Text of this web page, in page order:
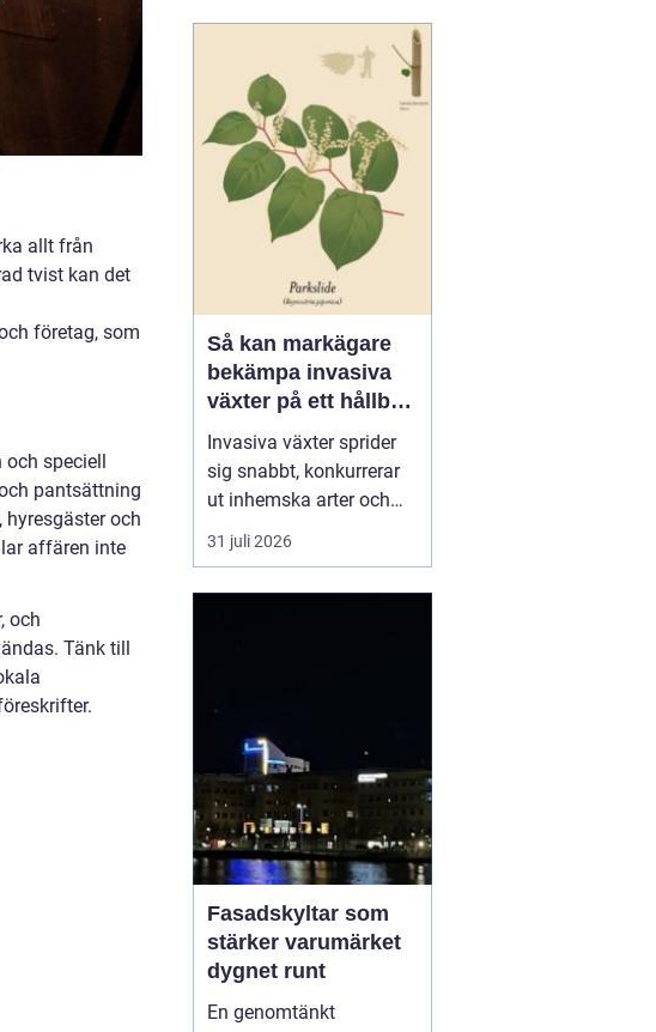
allt från
tvist kan det
företag, som
speciell
pantsättning
och
affären inte
och
Tänk till
arbetsdagen, och många
medarbetare up...
Så kan markägare
bekämpa invasiva
växter på ett hållbart
sätt
Invasiva växter sprider
sig snabbt, konkurrerar
ut inhemska arter och
kan på sikt förändra hela
ekosystem. De orsakar
man ska agera, utan
hu...
31 juli 2026
Fasadskyltar som
stärker varumärket
dygnet runt
En genomtänkt